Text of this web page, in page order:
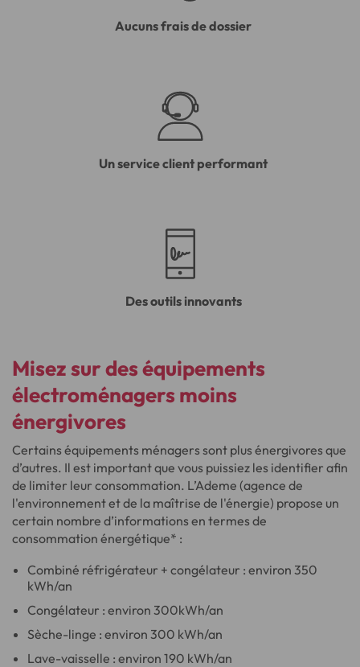
Aucuns frais de dossier
Un service client performant
Des outils innovants
Misez sur des équipements
électroménagers moins
énergivores
Certains équipements ménagers sont plus énergivores que
d’autres. Il est important que vous puissiez les identifier afin
de limiter leur consommation. L’Ademe (agence de
l'environnement et de la maîtrise de l'énergie) propose un
certain nombre d’informations en termes de
consommation énergétique* :
Combiné réfrigérateur + congélateur : environ 350
kWh/an
Congélateur : environ 300kWh/an
Sèche-linge : environ 300 kWh/an
Lave-vaisselle : environ 190 kWh/an